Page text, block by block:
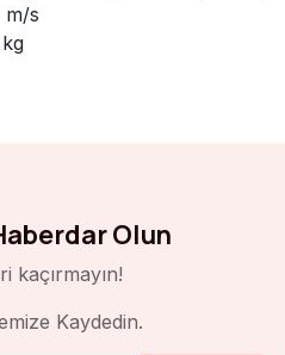
m/s
Olun
kaçırmayın!
Kaydedin.